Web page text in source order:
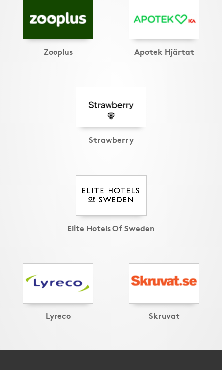
Zooplus Apotek Hjärtat
Strawberry
Elite Hotels Of Sweden
Lyreco Skruvat